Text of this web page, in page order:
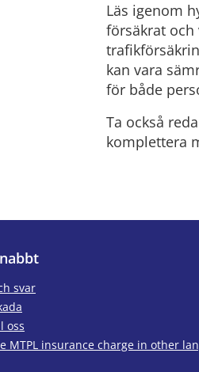
Läs igenom
försäkrat och
kan vara
för både
Ta också
komplettera
svar
oss
MTPL insurance charge in other